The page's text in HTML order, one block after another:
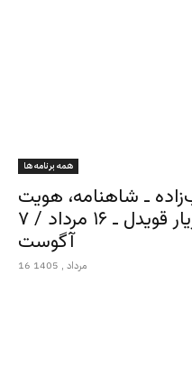
همه برنامه ها
ـ شاهنامه، هویت
ایرانی و گفت‌وگو با مازیار قویدل ـ ۱۶ مرداد / ۷
آگوست
16 مرداد , 1405